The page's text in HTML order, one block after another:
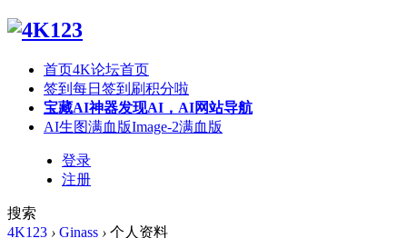
首页4K论坛首页
签到 每日签到刷积分啦
宝藏AI神器发现AI，AI网站导航
AI生图满血版Image-2满血版
登录
注册
搜索
4K123 › Ginass › 个人资料